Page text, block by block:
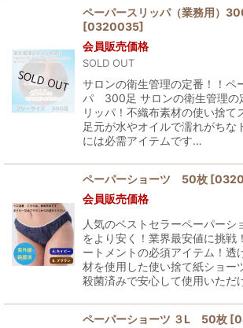
ペーパースリッパ（業務用）
[0320035]
会員販売価格
SOLD OUT
サロンの衛生管理の定番！！ペ
パ 300足 サロンの衛生管理の
リッパ！不織布素材の使い捨て
足元が水やオイルで濡れがちな
には必需アイテムです…
ペーパーショーツ 50枚 [
会員販売価格
人気のベストセラーペーパーシ
をより安く！業界最安値に挑戦
ートメントの必須アイテム！透
材を使用した使い捨て紙ショー
殺菌済みで安心して使用いただ
ペーパーショーツ ３L 50枚 [